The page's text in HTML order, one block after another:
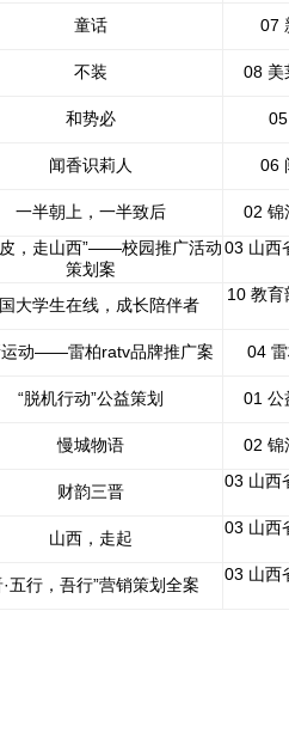
童话
07
不装
08 美
和势必
闻香识莉人
06
一半朝上，一半致后
02 锦
，走山西”——校园推广活动
策划案
03 山西
大学生在线，成长陪伴者
10 教育
动——雷柏ratv品牌推广案
04
“脱机行动”公益策划
01 公
慢城物语
02 锦
财韵三晋
03 山西
山西，走起
03 山西
·五行，吾行”营销策划全案
03 山西